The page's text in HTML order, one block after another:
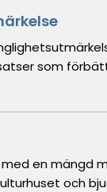
som
en mängd
och